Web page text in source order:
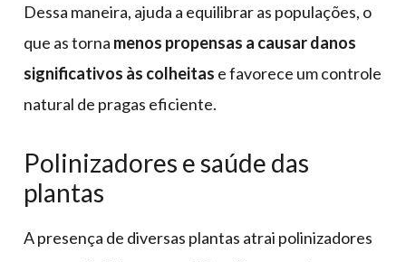
Dessa maneira, ajuda a equilibrar as populações, o
que as torna menos propensas a causar danos
significativos às colheitas e favorece um controle
natural de pragas eficiente.
Polinizadores e saúde das
plantas
A presença de diversas plantas atrai polinizadores